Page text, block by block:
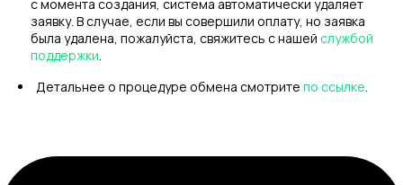
с момента создания, система автоматически удаляет
заявку. В случае, если вы совершили оплату, но заявка
была удалена, пожалуйста, свяжитесь с нашей службой
поддержки.
Детальнее о процедуре обмена смотрите по ссылке.